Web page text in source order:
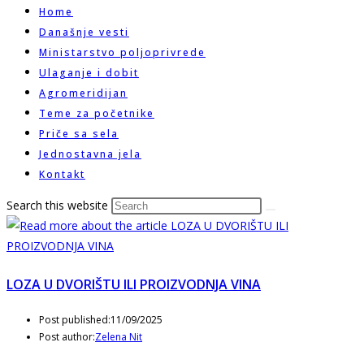
Home
Današnje vesti
Ministarstvo poljoprivrede
Ulaganje i dobit
Agromeridijan
Teme za početnike
Priče sa sela
Jednostavna jela
Kontakt
Search this website
LOZA U DVORIŠTU ILI PROIZVODNJA VINA
Post published:11/09/2025
Post author:Zelena Nit